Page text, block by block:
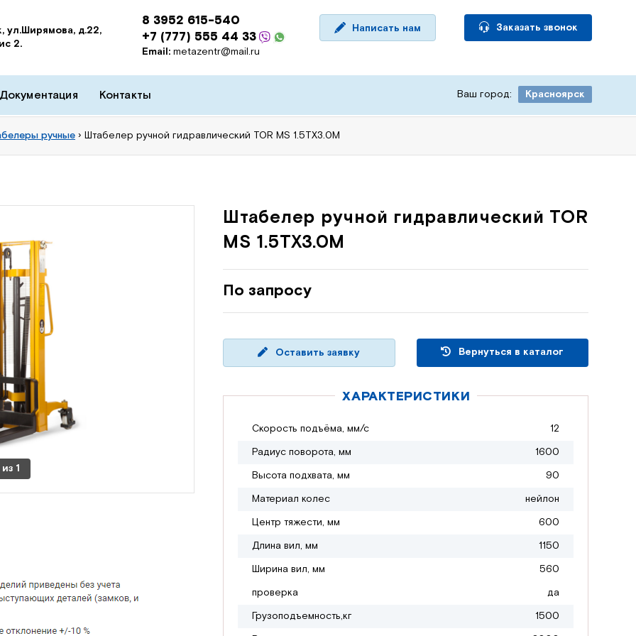
ул.Ширямова, д.22,
2.
8 3952 615-540
+7 (777) 555 44 33
Email: metazentr@mail.ru
Написать нам Заказать звонок
Контакты Ваш город: Красноярск
ручные › Штабелер ручной гидравлический TOR MS 1.5TX3.0M
1
Штабелер ручной гидравлический TOR
MS 1.5TX3.0M
По запросу
Оставить заявку Вернуться в каталог
ХАРАКТЕРИСТИКИ
Скорость подъёма, мм/с
12
Радиус поворота, мм
1600
Высота подхвата, мм
90
Материал колес
нейлон
Центр тяжести, мм
600
Длина вил, мм
1150
Ширина вил, мм
560
проверка
да
Грузоподъемность,кг
1500